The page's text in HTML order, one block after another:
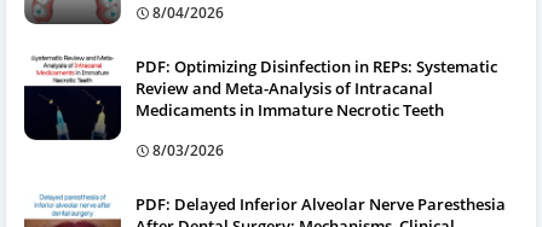
8/04/2026
PDF: Optimizing Disinfection in REPs: Systematic
Review and Meta-Analysis of Intracanal
Medicaments in Immature Necrotic Teeth
8/03/2026
PDF: Delayed Inferior Alveolar Nerve Paresthesia